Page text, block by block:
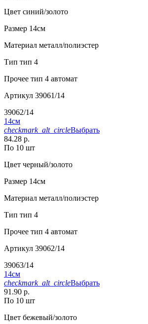
Цвет синий/золото
Размер 14см
Материал металл/полиэстер
Тип тип 4
Прочее тип 4 автомат
Артикул 39061/14
39062/14
14см
checkmark_alt_circleВыбрать
84.28 р.
По 10 шт
Цвет черный/золото
Размер 14см
Материал металл/полиэстер
Тип тип 4
Прочее тип 4 автомат
Артикул 39062/14
39063/14
14см
checkmark_alt_circleВыбрать
91.90 р.
По 10 шт
Цвет бежевый/золото